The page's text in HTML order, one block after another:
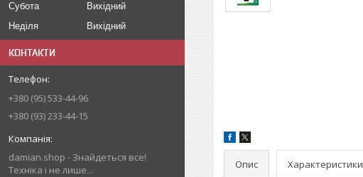
Субота
Вихідний
Неділя
Вихідний
КОНТАКТИ
+380 (95) 533-44-96
+380 (93) 233-44-15
damian.shop - Знайдеться все!
Техніка і не лише...
Опис Характеристики